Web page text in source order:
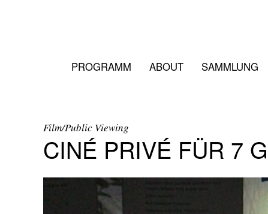
PROGRAMM ABOUT SAMMLUNG
Film/Public Viewing
CINÉ PRIVÉ FÜR 7